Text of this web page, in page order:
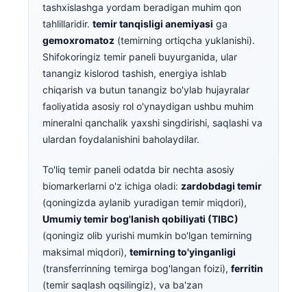
tashxislashga yordam beradigan muhim qon
tahlillaridir. temir tanqisligi anemiyasi ga
gemoxromatoz (temirning ortiqcha yuklanishi).
Shifokoringiz temir paneli buyurganida, ular
tanangiz kislorod tashish, energiya ishlab
chiqarish va butun tanangiz bo'ylab hujayralar
faoliyatida asosiy rol o'ynaydigan ushbu muhim
mineralni qanchalik yaxshi singdirishi, saqlashi va
ulardan foydalanishini baholaydilar.
To'liq temir paneli odatda bir nechta asosiy
biomarkerlarni o'z ichiga oladi: zardobdagi temir
(qoningizda aylanib yuradigan temir miqdori),
Umumiy temir bog'lanish qobiliyati (TIBC)
(qoningiz olib yurishi mumkin bo'lgan temirning
maksimal miqdori), temirning to'yinganligi
(transferrinning temirga bog'langan foizi), ferritin
(temir saqlash oqsilingiz), va ba'zan